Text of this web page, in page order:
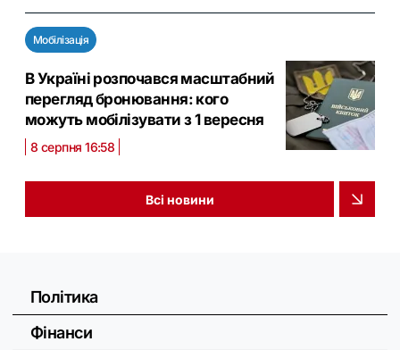
Мобілізація
В Україні розпочався масштабний
перегляд бронювання: кого
можуть мобілізувати з 1 вересня
8 серпня 16:58
Всі новини
Політика
Фінанси